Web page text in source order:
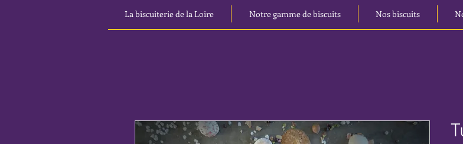
La biscuiterie de la Loire Notre gamme de biscuits Nos biscuits